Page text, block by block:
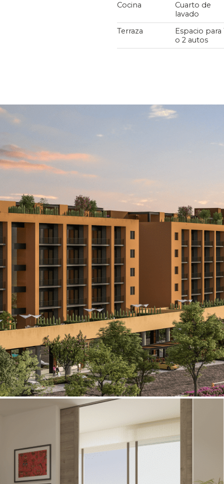
Cocina
Cuarto de
lavado
Terraza
Espacio para
o 2 autos